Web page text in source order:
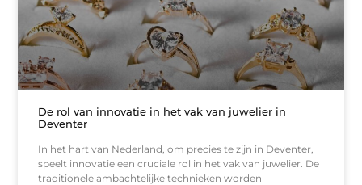
De rol van innovatie in het vak van juwelier in
Deventer
In het hart van Nederland, om precies te zijn in Deventer,
speelt innovatie een cruciale rol in het vak van juwelier. De
traditionele ambachtelijke technieken worden